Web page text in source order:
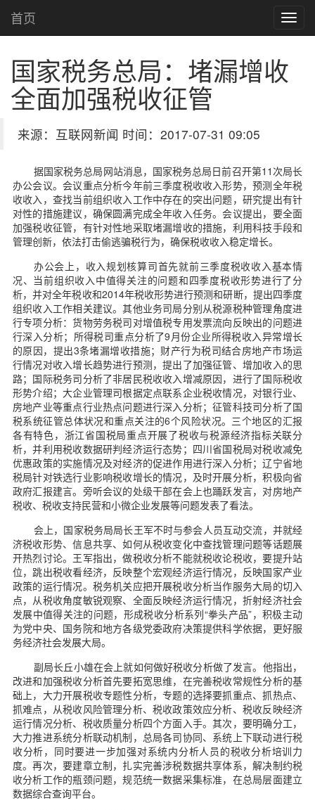
首页
国家税务总局：堵漏增收
全面加强税收征管
来源：互联网新闻 时间：2017-07-31 09:05
据国家税务总局网站消息，国家税务总局日前召开第11次局长
办公会议。会议重点分析今年前三季度税收收入形势，预测全年税
收收入，查找当前组织收入工作中存在的突出问题，研究提出有针
对性的措施建议，确保圆满完成全年收入任务。会议提出，要全面
加强税收征管，有针对性地采取堵漏增收的措施，利用科技手段和
管理创新，依法打击偷逃骗税行为，确保税收收入稳定增长。
办公会上，收入规划核算司首先就前三季度税收收入基本情
况、当前组织收入中值得关注的问题和四季度税收形势进行了分
析，并对全年税收和2014年税收形势进行预测和研断，提出四季度
组织收入工作相关建议。其他业务司局分别从税源税种管理角度进
行专项分析：货物劳务税司对增值税专用发票流向反映出的问题进
行深入分析；所得税司重点分析了9月份企业所得税收入异常增长
的原因，提出3条堵漏增收措施；财产行为税司结合房地产市场运
行情况对收入增长趋势进行预测，提出了加强征管、增加收入的思
路；国际税务司分析了非居民税收收入增减原因，进行了国际税收
形势介绍；大企业管理司根据定点联系企业税收情况，对银行业、
房地产业等重点行业热点问题进行深入分析；征管科技司分析了国
税系统征管总体状况和重点关注的6个风险状况。三个地区的汇报
各有特色，浙江省国税局重点开展了税收与税源经济指标关联分
析，并利用税收数据研判经济运行态势；四川省国税局对税收减免
优惠政策的实施情况及对经济的促进作用进行深入分析；辽宁省地
税局针对铁选行业影响税收增长的情况，及时开展分析，积极向省
政府汇报建言。旁听会议的处级干部在会上也踊跃发言，对房地产
税收、税收支持民营和小微企业发展等问题发表了看法。
会上，国家税务局局长王军不时与参会人员互动交流，并就经
济税收形势、信息共享、如何从税收变化中查找管理问题等话题展
开热烈讨论。王军指出，做税收分析不能就税收论税收，要提升站
位，跳出税收看经济，反映整个宏观经济运行情况，反映国家产业
政策的运行情况。税务机关应把开展税收分析当作服务大局的切入
点，从税收角度敏锐观察、全面反映经济运行情况，折射经济社会
发展中值得关注的问题，形成税收分析系列“拳头产品”，积极主动
为党中央、国务院和地方各级党委政府决策提供科学依据，更好服
务经济社会发展大局。
副局长丘小雄在会上就如何做好税收分析做了发言。他指出，
改进和加强税收分析首先要拓宽思维，在完善税收常规性分析的基
础上，大力开展税收专题性分析，专题的选择要抓重点、抓热点、
抓难点，从税收风险管理分析、税收政策效应分析、税收反映经济
运行情况分析、税收质量分析四个方面入手。其次，要明确分工，
大力推进系统分析联动机制，总局各司协同、系统上下联动进行税
收分析，同时要进一步加强对系统内分析人员的税收分析培训力
度。再次，要建章立制，扎实完善涉税数据共享体系，解决制约税
收分析工作的瓶颈问题，规范统一数据采集标准，在总局层面建立
数据综合查询平台。